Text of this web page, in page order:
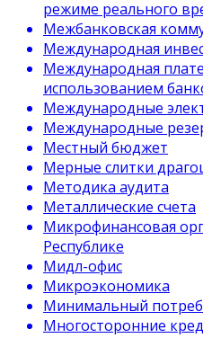
режиме реального
Межбанковская
Международная
Международная
использованием
Международные
Международные
Местный бюджет
Мерные слитки
Методика аудита
Металлические счета
Микрофинансовая
Республике
Мидл-офис
Микроэкономика
Минимальный
Многосторонние